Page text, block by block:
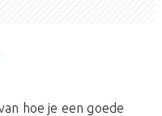
hoe je een goede